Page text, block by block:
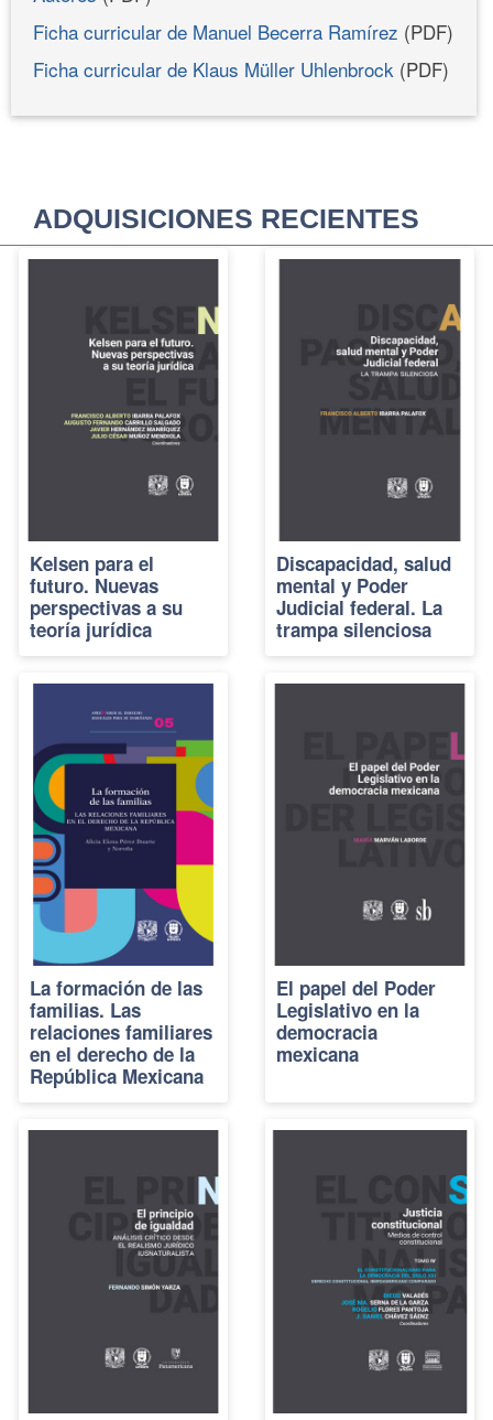
Ficha curricular de Manuel Becerra Ramírez (PDF)
Ficha curricular de Klaus Müller Uhlenbrock (PDF)
ADQUISICIONES RECIENTES
Kelsen para el
futuro. Nuevas
perspectivas a su
teoría jurídica
Discapacidad, salud
mental y Poder
Judicial federal. La
trampa silenciosa
La formación de las
familias. Las
relaciones familiares
en el derecho de la
República Mexicana
El papel del Poder
Legislativo en la
democracia
mexicana